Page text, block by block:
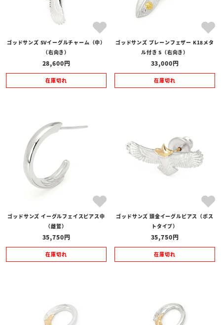
ゴッドサンズ SVイーグルチャーム（中）
（右向き）
28,600
在庫切れ
ゴッドサンズ プレーンフェザー K18メタ
ル付き S（右向き）
33,000
在庫切れ
ゴッドサンズ イーグルフェイスピアス中
（雌鷲）
35,750
在庫切れ
ゴッドサンズ 頭金イーグルピアス（ポス
トタイプ）
35,750
在庫切れ